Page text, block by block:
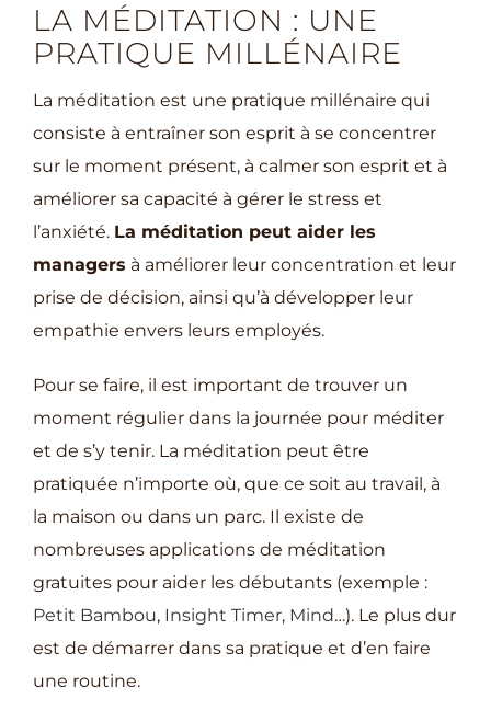
LA MÉDITATION : UNE
PRATIQUE MILLÉNAIRE
La méditation est une pratique millénaire qui
consiste à entraîner son esprit à se concentrer
sur le moment présent, à calmer son esprit et à
améliorer sa capacité à gérer le stress et
l’anxiété. La méditation peut aider les
managers à améliorer leur concentration et leur
prise de décision, ainsi qu’à développer leur
empathie envers leurs employés.
Pour se faire, il est important de trouver un
moment régulier dans la journée pour méditer
et de s’y tenir. La méditation peut être
pratiquée n’importe où, que ce soit au travail, à
la maison ou dans un parc. Il existe de
nombreuses applications de méditation
gratuites pour aider les débutants (exemple :
Petit Bambou, Insight Timer, Mind…). Le plus dur
est de démarrer dans sa pratique et d’en faire
une routine.